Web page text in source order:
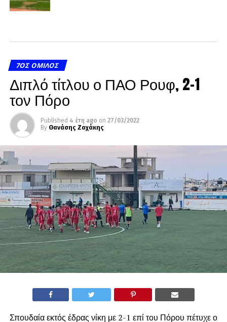
7ΟΣ ΌΜΙΛΟΣ
Διπλό τίτλου ο ΠΑΟ Ρουφ, 2-1
τον Πόρο
Published 4 έτη ago on 27/03/2022
By Θανάσης Ζαχάκης
Σπουδαία εκτός έδρας νίκη με 2-1 επί του Πόρου πέτυχε ο